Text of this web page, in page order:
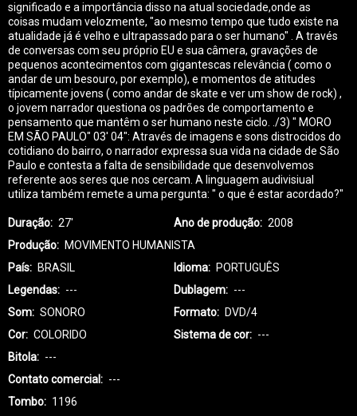
significado e a importância disso na atual sociedade,onde as
coisas mudam velozmente, "ao mesmo tempo que tudo existe na
atualidade já é velho e ultrapassado para o ser humano" . A través
de conversas com seu próprio EU e sua câmera, gravações de
pequenos acontecimentos com gigantescas relevância ( como o
andar de um besouro, por exemplo), e momentos de atitudes
típicamente jovens ( como andar de skate e ver um show de rock) ,
o jovem narrador questiona os padrões de comportamento e
pensamento que mantêm o ser humano neste ciclo. ./3) " MORO
EM SÃO PAULO" 03' 04": Através de imagens e sons distrocidos do
cotidiano do bairro, o narrador expressa sua vida na cidade de São
Paulo e contesta a falta de sensibilidade que desenvolvemos
referente aos seres que nos cercam. A linguagem audivisiual
utiliza também remete a uma pergunta: " o que é estar acordado?"
Duração 27' Ano de produção
2008
Produção
MOVIMENTO HUMANISTA
País
BRASIL Idioma
PORTUGUÊS
Legendas
--- Dublagem
---
Som
SONORO Formato
DVD/4
Cor
COLORIDO Sistema de cor
---
Bitola
---
Contato comercial
---
Tombo
1196